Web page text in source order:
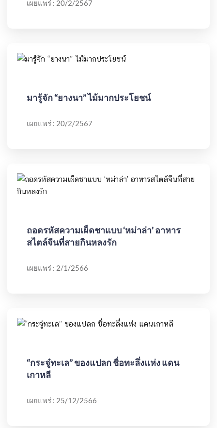
เผยแพร่ : 20/2/2567
มารู้จัก “ยางนา” ไม้มากประโยชน์
เผยแพร่ : 20/2/2567
ถอดรหัสความเผ็ดชาแบบ ‘หม่าล่า’ อาหาร
สไตล์จีนที่สายกินหลงรัก
เผยแพร่ : 2/1/2566
“กระจู๋ทะเล” ของแปลก ชื่อทะลึ่งแห่ง แดน
เกาหลี
เผยแพร่ : 25/12/2566